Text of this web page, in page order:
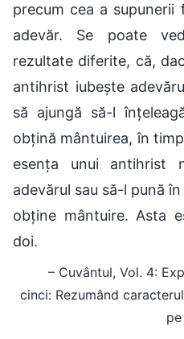
precum cea a supunerii
adevăr. Se poate
rezultate diferite, că,
antihrist iubește
să ajungă să-l
obțină mântuirea, în
esența unui antihrist
adevărul sau să-l pună
obține mântuire. Asta
doi.
– Cuvântul, Vol. 4:
cinci: Rezumând